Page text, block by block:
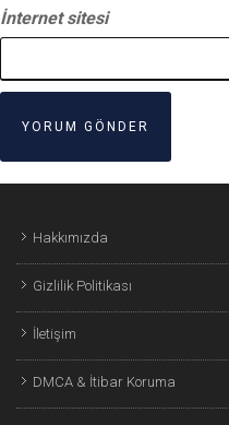
İnternet sitesi
Hakkımızda
Gizlilik Politikası
İletişim
DMCA & İtibar Koruma